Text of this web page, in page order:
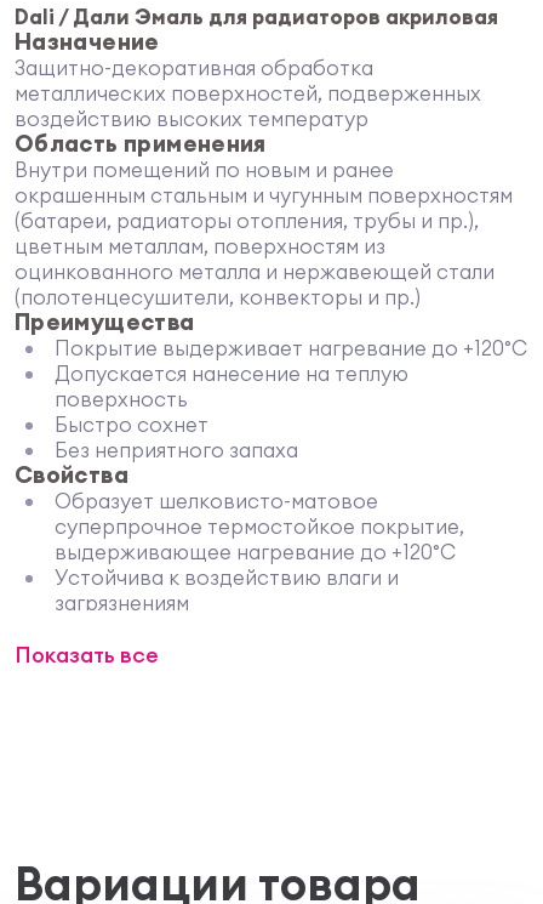
Dali / Дали Эмаль для радиаторов акриловая
Назначение
Защитно-декоративная обработка
металлических поверхностей, подверженных
воздействию высоких температур
Область применения
Внутри помещений по новым и ранее
окрашенным стальным и чугунным поверхностям
(батареи, радиаторы отопления, трубы и пр.),
цветным металлам, поверхностям из
оцинкованного металла и нержавеющей стали
(полотенцесушители, конвекторы и пр.)
Преимущества
Покрытие выдерживает нагревание до +120°С
Допускается нанесение на теплую
поверхность
Быстро сохнет
Без неприятного запаха
Свойства
Образует шелковисто-матовое
суперпрочное термостойкое покрытие,
выдерживающее нагревание до +120°С
Устойчива к воздействию влаги и
загрязнениям
Защищает от мгновенной коррозии
Чем наносить? - Кисть, валик, распылитель
Показать все
Вариации товара